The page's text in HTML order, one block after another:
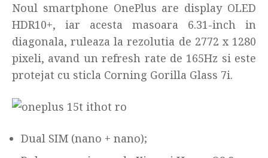
Noul smartphone OnePlus are display OLED
HDR10+, iar acesta masoara 6.31-inch in
diagonala, ruleaza la rezolutia de 2772 x 1280
pixeli, avand un refresh rate de 165Hz si este
protejat cu sticla Corning Gorilla Glass 7i.
Dual SIM (nano + nano);